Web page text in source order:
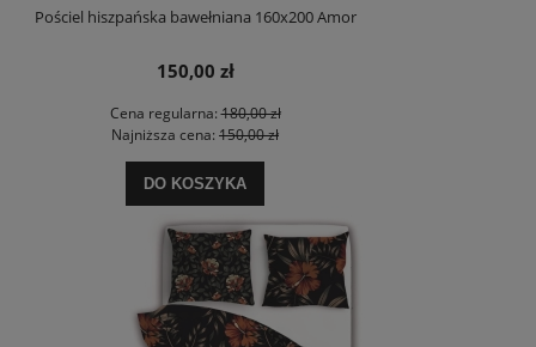
Pościel hiszpańska bawełniana 160x200 Amor
150,00 zł
Cena regularna:180,00 zł
Najniższa cena: 150,00 zł
DO KOSZYKA